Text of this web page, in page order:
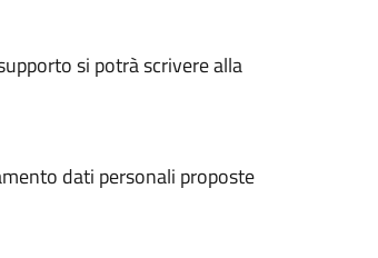
si potrà scrivere alla
dati personali proposte